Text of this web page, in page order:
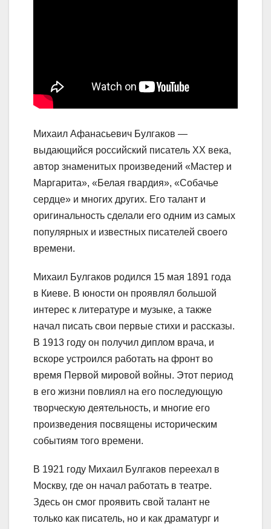
Михаил Афанасьевич Булгаков —
выдающийся российский писатель XX века,
автор знаменитых произведений «Мастер и
Маргарита», «Белая гвардия», «Собачье
сердце» и многих других. Его талант и
оригинальность сделали его одним из самых
популярных и известных писателей своего
времени.
Михаил Булгаков родился 15 мая 1891 года
в Киеве. В юности он проявлял большой
интерес к литературе и музыке, а также
начал писать свои первые стихи и рассказы.
В 1913 году он получил диплом врача, и
вскоре устроился работать на фронт во
время Первой мировой войны. Этот период
в его жизни повлиял на его последующую
творческую деятельность, и многие его
произведения посвящены историческим
событиям того времени.
В 1921 году Михаил Булгаков переехал в
Москву, где он начал работать в театре.
Здесь он смог проявить свой талант не
только как писатель, но и как драматург и